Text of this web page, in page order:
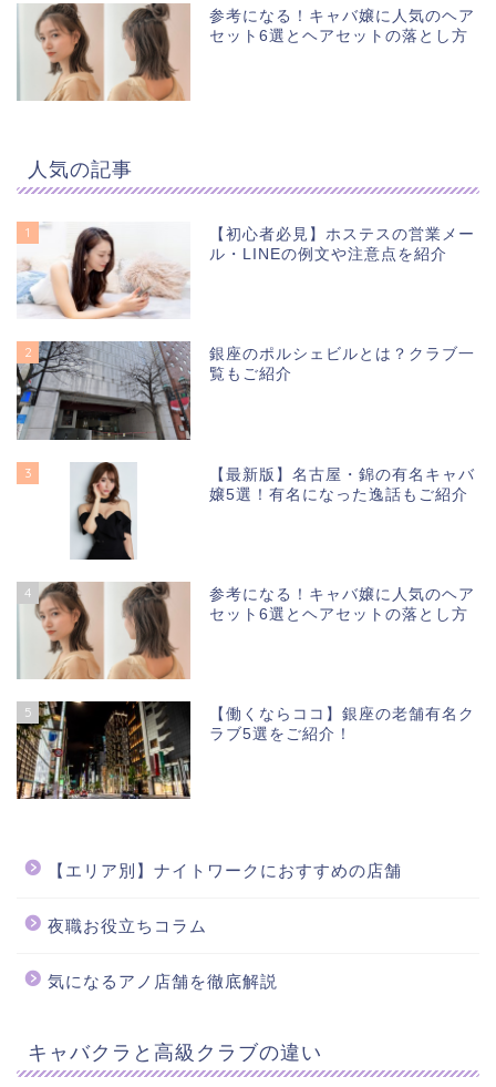
参考になる！キャバ嬢に人気のヘア
セット6選とヘアセットの落とし方
人気の記事
1
【初心者必見】ホステスの営業メー
ル・LINEの例文や注意点を紹介
2
銀座のポルシェビルとは？クラブ一
覧もご紹介
3
【最新版】名古屋・錦の有名キャバ
嬢5選！有名になった逸話もご紹介
4
参考になる！キャバ嬢に人気のヘア
セット6選とヘアセットの落とし方
5
【働くならココ】銀座の老舗有名ク
ラブ5選をご紹介！
【エリア別】ナイトワークにおすすめの店舗
夜職お役立ちコラム
気になるアノ店舗を徹底解説
キャバクラと高級クラブの違い